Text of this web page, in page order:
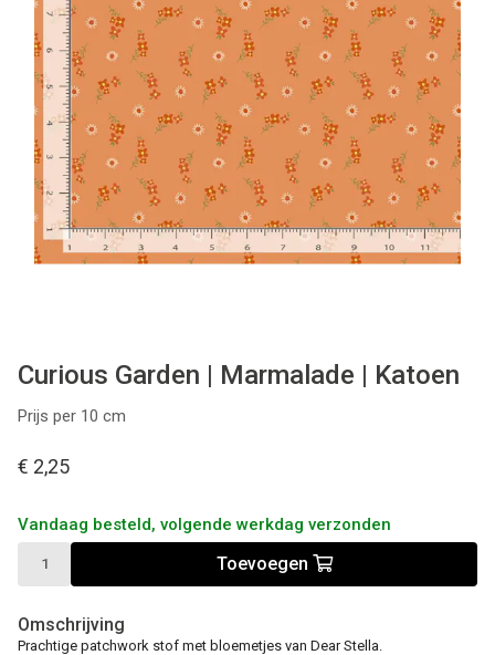
Tips & tricks
Cadeaubon
Solden
Contact
Curious Garden | Marmalade | Katoen
Prijs per 10 cm
€ 2,25
Vandaag besteld, volgende werkdag verzonden
Toevoegen
Omschrijving
Prachtige patchwork stof met bloemetjes van Dear Stella.